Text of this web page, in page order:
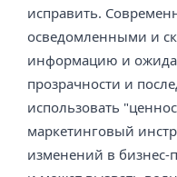
исправить.
осведомленными и
информацию и
прозрачности и
использовать
маркетинговый
изменений в бизнес-